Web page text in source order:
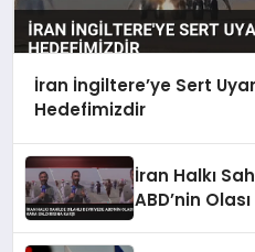
İran İngiltere’ye Sert
Hedefimizdir
İran Halkı
ABD’nin